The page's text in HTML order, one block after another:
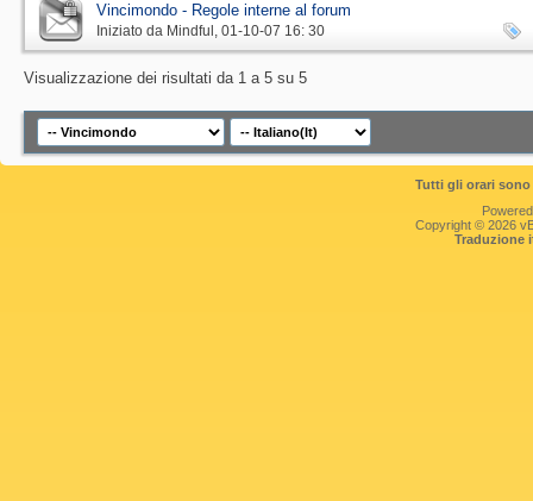
Vincimondo - Regole interne al forum
Iniziato da Mindful ‎, 01-10-07 16: 30
Visualizzazione dei risultati da 1 a 5 su 5
Tutti gli orari
Copyright © 2026
Traduzione